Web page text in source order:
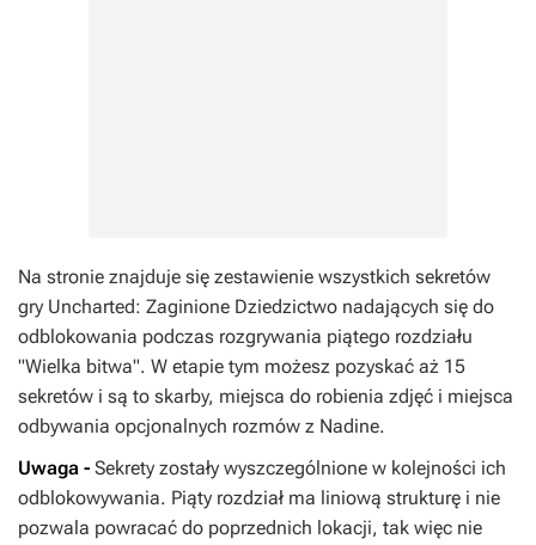
Na stronie znajduje się zestawienie wszystkich sekretów
gry Uncharted: Zaginione Dziedzictwo nadających się do
odblokowania podczas rozgrywania piątego rozdziału
"Wielka bitwa". W etapie tym możesz pozyskać aż 15
sekretów i są to skarby, miejsca do robienia zdjęć i miejsca
odbywania opcjonalnych rozmów z Nadine.
Uwaga - Sekrety zostały wyszczególnione w kolejności ich
odblokowywania. Piąty rozdział ma liniową strukturę i nie
pozwala powracać do poprzednich lokacji, tak więc nie